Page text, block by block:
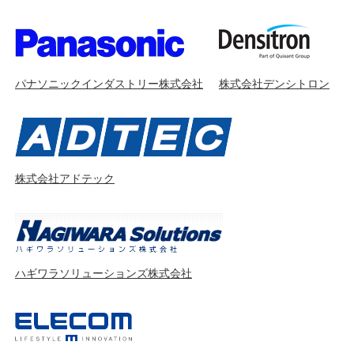
パナソニックインダストリー株式会社 株式会社デンシトロン
株式会社アドテック
ハギワラソリューションズ株式会社